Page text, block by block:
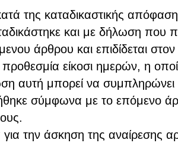
της καταδικαστικής
και με δήλωση που
άρθρου και επιδίδεται στον
είκοσι ημερών, η
αυτή μπορεί να συμπληρώνει
σύμφωνα με το επόμενο
την άσκηση της αναίρεσης